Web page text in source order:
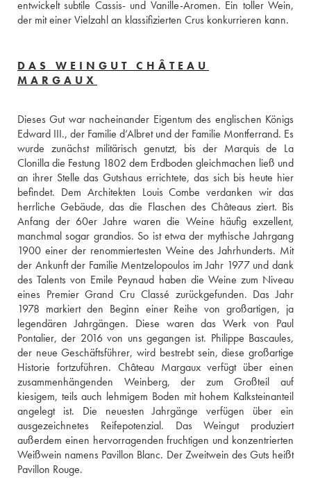
entwickelt subtile Cassis- und Vanille-Aromen. Ein toller Wein,
der mit einer Vielzahl an klassifizierten Crus konkurrieren kann.
DAS WEINGUT CHÂTEAU
MARGAUX
Dieses Gut war nacheinander Eigentum des englischen Königs
Edward III., der Familie d‘Albret und der Familie Montferrand. Es
wurde zunächst militärisch genutzt, bis der Marquis de La
Clonilla die Festung 1802 dem Erdboden gleichmachen ließ und
an ihrer Stelle das Gutshaus errichtete, das sich bis heute hier
befindet. Dem Architekten Louis Combe verdanken wir das
herrliche Gebäude, das die Flaschen des Châteaus ziert. Bis
Anfang der 60er Jahre waren die Weine häufig exzellent,
manchmal sogar grandios. So ist etwa der mythische Jahrgang
1900 einer der renommiertesten Weine des Jahrhunderts. Mit
der Ankunft der Familie Mentzelopoulos im Jahr 1977 und dank
des Talents von Emile Peynaud haben die Weine zum Niveau
eines Premier Grand Cru Classé zurückgefunden. Das Jahr
1978 markiert den Beginn einer Reihe von großartigen, ja
legendären Jahrgängen. Diese waren das Werk von Paul
Pontalier, der 2016 von uns gegangen ist. Philippe Bascaules,
der neue Geschäftsführer, wird bestrebt sein, diese großartige
Historie fortzuführen. Château Margaux verfügt über einen
zusammenhängenden Weinberg, der zum Großteil auf
kiesigem, teils auch lehmigem Boden mit hohem Kalksteinanteil
angelegt ist. Die neuesten Jahrgänge verfügen über ein
ausgezeichnetes Reifepotenzial. Das Weingut produziert
außerdem einen hervorragenden fruchtigen und konzentrierten
Weißwein namens Pavillon Blanc. Der Zweitwein des Guts heißt
Pavillon Rouge.